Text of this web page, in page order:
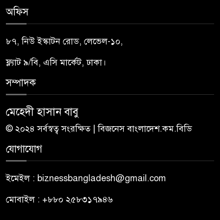
অফিস
৮৭, নিউ ইস্কাটন রোড, লেভেল-১০,
ফ্ল্যাট ৯/বি, এসি মার্কেট, ঢাকা।
সম্পাদক
মেহেদী হাসান বাবু
© ২০২৪ সর্বস্বত্ব সংরক্ষিত | বিজনেস বাংলাদেশ.কম.বিডি
যোগাযোগ
ইমেইল : biznessbangladesh@gmail.com
মোবাইল : +৮৮০ ২৫৮৩১৭৯৪৬